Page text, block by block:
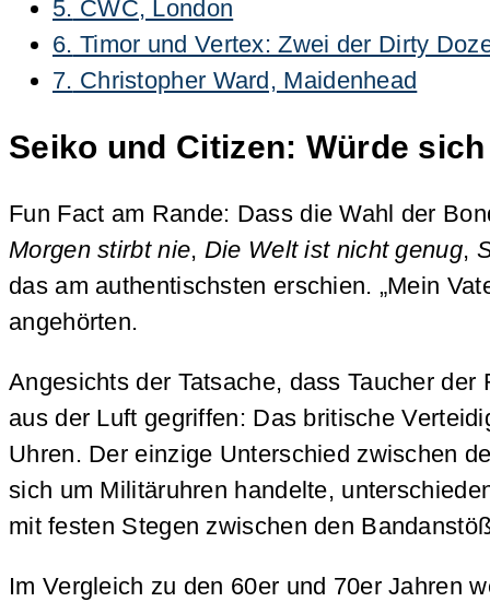
5. CWC, London
6. Timor und Vertex: Zwei der Dirty
7. Christopher Ward, Maidenhead
Seiko und Citizen: Würde
Fun Fact am Rande: Dass die Wahl der
Morgen stirbt nie, Die Welt ist nicht genug,
das am authentischsten erschien. „Mein
angehörten.
Angesichts der Tatsache, dass Taucher
aus der Luft gegriffen: Das britische
Uhren. Der einzige Unterschied zwischen
sich um Militäruhren handelte,
mit festen Stegen zwischen den
Im Vergleich zu den 60er und 70er Jahren